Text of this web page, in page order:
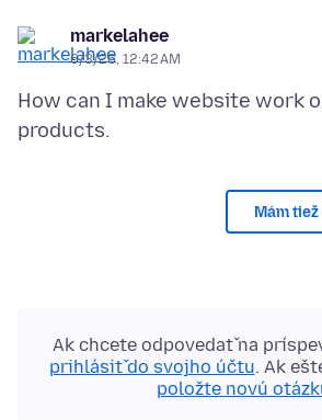
markelahee
6/3/26, 12:42 AM
How can I make website work
Mám
Ak chcete odpovedať na
prihlásiť do svojho účtu. Ak
položte novú